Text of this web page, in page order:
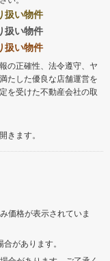
扱い物件
扱い物件
扱い物件
の正確性、法令遵守、ヤ
たした優良な店舗運営を
を受けた不動産会社の取
きます。
価格が表示されていま
があります。